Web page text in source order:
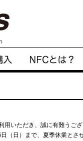
利用いただき、誠に有難う
日（日）まで、夏季休業と